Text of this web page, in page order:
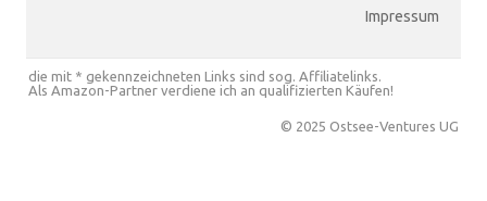
Impressum
die mit * gekennzeichneten Links sind sog. Affiliatelinks.
Als Amazon-Partner verdiene ich an qualifizierten Käufen!
© 2025 Ostsee-Ventures UG